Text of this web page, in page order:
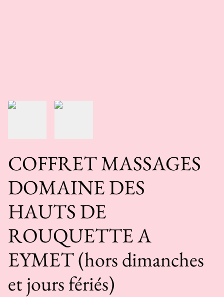
COFFRET MASSAGES
DOMAINE DES
HAUTS DE
ROUQUETTE A
EYMET (hors dimanches
et jours fériés)